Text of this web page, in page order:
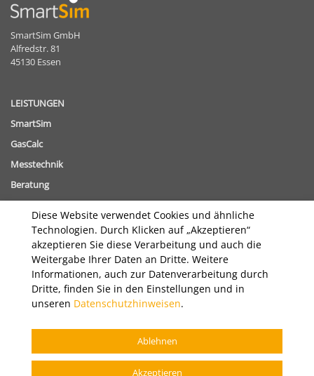
SmartSim GmbH
Alfredstr. 81
45130 Essen
LEISTUNGEN
SmartSim
GasCalc
Messtechnik
Beratung
THEMEN
Gasbeschaffenheitsverfolgung
Digitalisierung im Energiebereich
UNTERNEHMEN
HIGHLIGHTS & PROJEKTE
KARRIERE
KONTAKT
Diese Website verwendet Cookies und ähnliche
Technologien. Durch Klicken auf „Akzeptieren“
akzeptieren Sie diese Verarbeitung und auch die
Weitergabe Ihrer Daten an Dritte. Weitere
Informationen, auch zur Datenverarbeitung durch
Dritte, finden Sie in den Einstellungen und in
unseren Datenschutzhinweisen.
Ablehnen
Akzeptieren